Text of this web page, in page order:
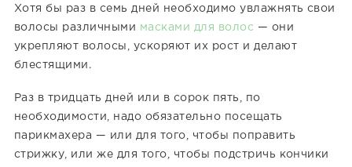
Хотя бы раз в семь дней необходимо увлажнять свои
волосы различными масками для волос — они
укрепляют волосы, ускоряют их рост и делают
блестящими.
Раз в тридцать дней или в сорок пять, по
необходимости, надо обязательно посещать
парикмахера — или для того, чтобы поправить
стрижку, или же для того, чтобы подстричь кончики